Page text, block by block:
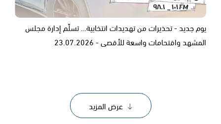
يوم جديد - تحذيرات من تهديدات انتخابية… تسلّم إدارة مجلس
المشهد واقتحامات واسعة للأقصى - 23.07.2026
عرض المزيد